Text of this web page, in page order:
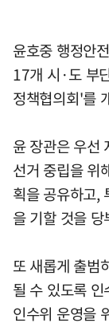
윤호중 행정안
17개 시·도 부
정책협의회'를
윤 장관은 우선
선거 중립을 위
획을 공유하고,
을 기할 것을 당
또 새롭게 출범
될 수 있도록
인수위 운영을